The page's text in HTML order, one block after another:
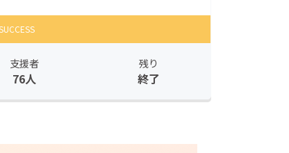
支援者
76人
残り
終了